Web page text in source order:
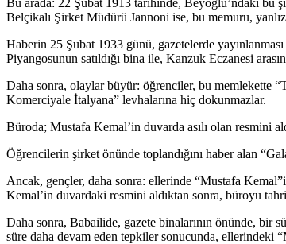
Belçikalı Şirket Müdürü Jannoni ise, bu memuru,
Haberin 25 Şubat 1933 günü, gazetelerde
Piyangosunun satıldığı bina ile, Kanzuk Eczanesi
Daha sonra, olaylar büyür: öğrenciler, bu memlekette
Komerciyale İtalyana” levhalarına hiç dokunmazlar.
Büroda; Mustafa Kemal’in duvarda asılı olan resmini
Öğrencilerin şirket önünde toplandığını haber alan
Ancak, gençler, daha sonra: ellerinde “Mustafa
Kemal’in duvardaki resmini aldıktan sonra, büroyu
Daha sonra, Babailide, gazete binalarının önünde, bir
süre daha devam eden tepkiler sonucunda, ellerindeki